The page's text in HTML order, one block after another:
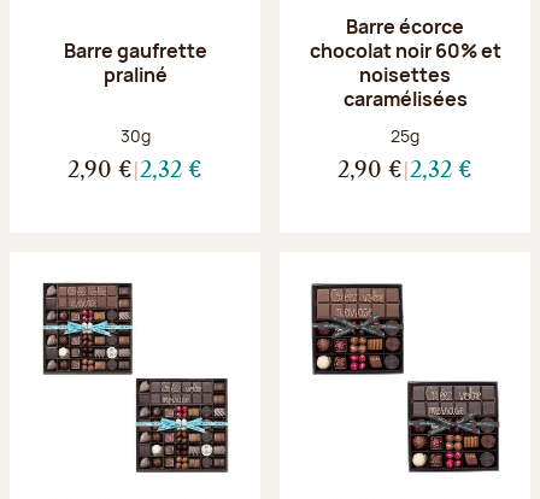
Barre gaufrette
praliné
Poids net :
30g
2,90 € 2,32 €
Barre écorce
chocolat noir 60% et
noisettes
caramélisées
Poids net :
25g
2,90 € 2,32 €